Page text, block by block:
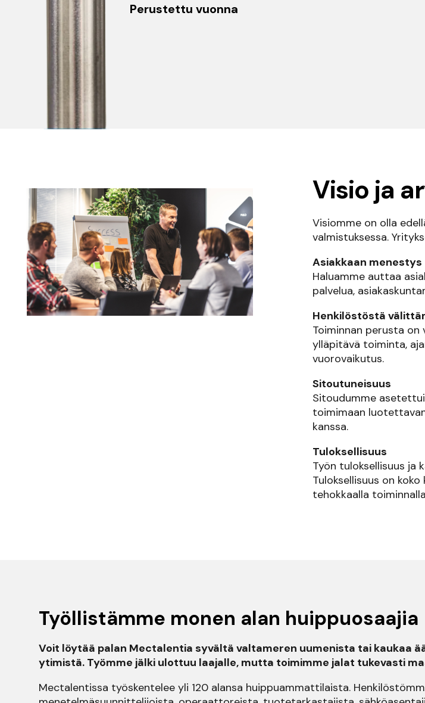
Perustettu vuonna
Visio ja
Visiomme on olla
valmistuksessa.
Asiakkaan menestys
Haluamme auttaa
palvelua,
Henkilöstöstä
Toiminnan perusta
ylläpitävä toiminta,
vuorovaikutus.
Sitoutuneisuus
Sitoudumme
toimimaan
kanssa.
Tuloksellisuus
Työn tuloksellisuus ja
Tuloksellisuus on
tehokkaalla
Työllistämme monen alan huippuosaajia
Voit löytää palan Mectalentia syvältä valtameren uumenista tai kaukaa
ytimistä. Työmme jälki ulottuu laajalle, mutta toimimme jalat tukevasti
Mectalentissa työskentelee yli 120 alansa huippuammattilaista.